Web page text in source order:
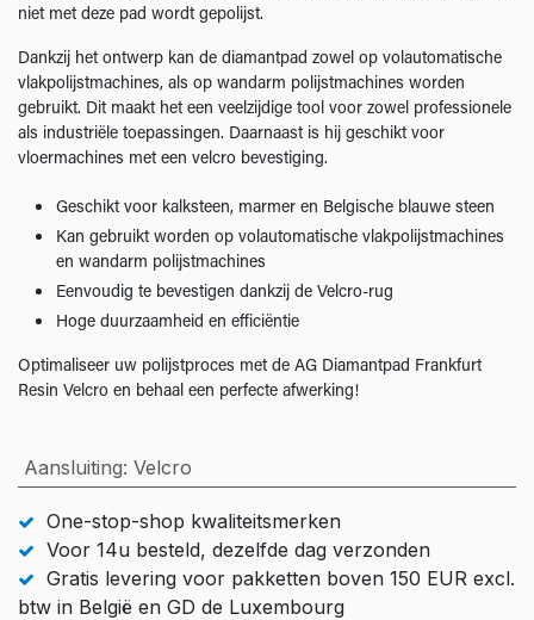
niet met deze pad wordt gepolijst.
Dankzij het ontwerp kan de diamantpad zowel op volautomatische
vlakpolijstmachines, als op wandarm polijstmachines worden
gebruikt. Dit maakt het een veelzijdige tool voor zowel professionele
als industriële toepassingen. Daarnaast is hij geschikt voor
vloermachines met een velcro bevestiging.
Geschikt voor kalksteen, marmer en Belgische blauwe steen
Kan gebruikt worden op volautomatische vlakpolijstmachines
en wandarm polijstmachines
Eenvoudig te bevestigen dankzij de Velcro-rug
Hoge duurzaamheid en efficiëntie
Optimaliseer uw polijstproces met de AG Diamantpad Frankfurt
Resin Velcro en behaal een perfecte afwerking!
Aansluiting: Velcro
One-stop-shop kwaliteitsmerken
Voor 14u besteld, dezelfde dag verzonden
Gratis levering voor pakketten boven 150 EUR excl.
btw in België en GD de Luxembourg